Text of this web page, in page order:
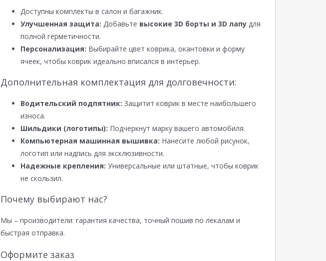
Доступны комплекты в салон и багажник.
Улучшенная защита: Добавьте высокие 3D борты и 3D лапу для
полной герметичности.
Персонализация: Выбирайте цвет коврика, окантовки и форму
ячеек, чтобы коврик идеально вписался в интерьер.
Дополнительная комплектация для долговечности:
Водительский подпятник: Защитит коврик в месте наибольшего
износа.
Шильдики (логотипы): Подчеркнут марку вашего автомобиля.
Компьютерная машинная вышивка: Нанесите любой рисунок,
логотип или надпись для эксклюзивности.
Надежные крепления: Универсальные или штатные, чтобы коврик
не скользил.
Почему выбирают нас?
Мы – производители: гарантия качества, точный пошив по лекалам и
быстрая отправка.
Оформите заказ